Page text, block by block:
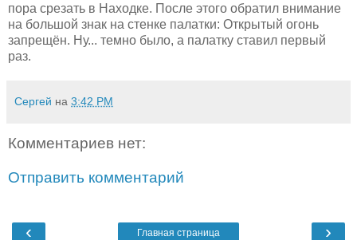
пора срезать в Находке. После этого обратил внимание
на большой знак на стенке палатки: Открытый огонь
запрещён. Ну... темно было, а палатку ставил первый
раз.
Сергей на 3:42 PM
Комментариев нет:
Отправить комментарий
‹ ›
Главная страница